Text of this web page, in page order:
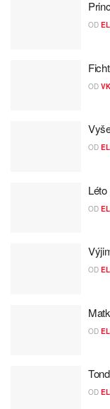
OD
OD VK
OD
OD
OD
OD
OD